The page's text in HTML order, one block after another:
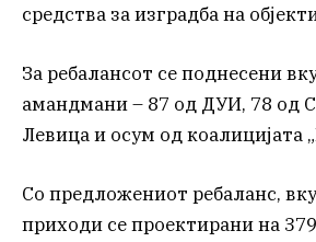
средства за изградба на
За ребалансот се поднесени
амандмани – 87 од ДУИ, 78 од
Левица и осум од коалицијата
Со предложениот ребаланс,
приходи се проектирани на